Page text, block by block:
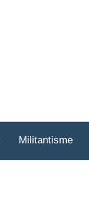
Militantisme